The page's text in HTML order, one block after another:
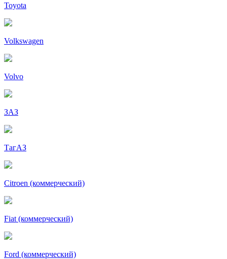
Toyota
Volkswagen
Volvo
ЗАЗ
ТагАЗ
Citroen (коммерческий)
Fiat (коммерческий)
Ford (коммерческий)